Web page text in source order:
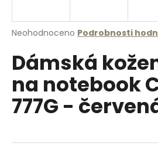
Průměrné
produktu
je
5
hvězdiček.
Neohodnoceno Podrobnosti
Dámská
na notebook
777G -
j
t
?